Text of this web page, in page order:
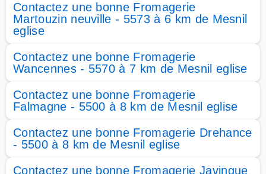
Contactez une bonne Fromagerie
Martouzin neuville - 5573 à 6 km de Mesnil
eglise
Contactez une bonne Fromagerie
Wancennes - 5570 à 7 km de Mesnil eglise
Contactez une bonne Fromagerie
Falmagne - 5500 à 8 km de Mesnil eglise
Contactez une bonne Fromagerie Drehance
- 5500 à 8 km de Mesnil eglise
Contactez une bonne Fromagerie Javingue